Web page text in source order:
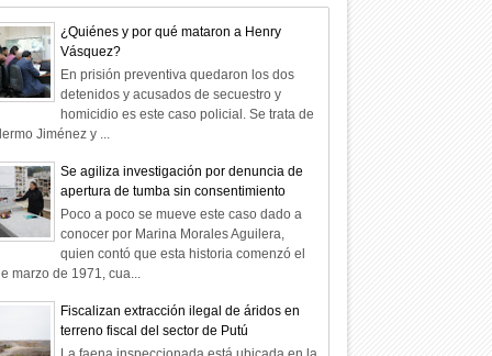
¿Quiénes y por qué mataron a Henry
Vásquez?
En prisión preventiva quedaron los dos
detenidos y acusados de secuestro y
homicidio es este caso policial. Se trata de
Jiménez y ...
Se agiliza investigación por denuncia de
apertura de tumba sin consentimiento
Poco a poco se mueve este caso dado a
conocer por Marina Morales Aguilera,
quien contó que esta historia comenzó el
marzo de 1971, cua...
Fiscalizan extracción ilegal de áridos en
terreno fiscal del sector de Putú